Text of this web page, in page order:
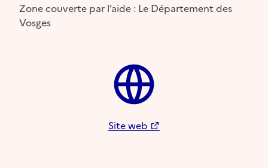
Zone couverte par l’aide : Le Département des
Vosges
Site web